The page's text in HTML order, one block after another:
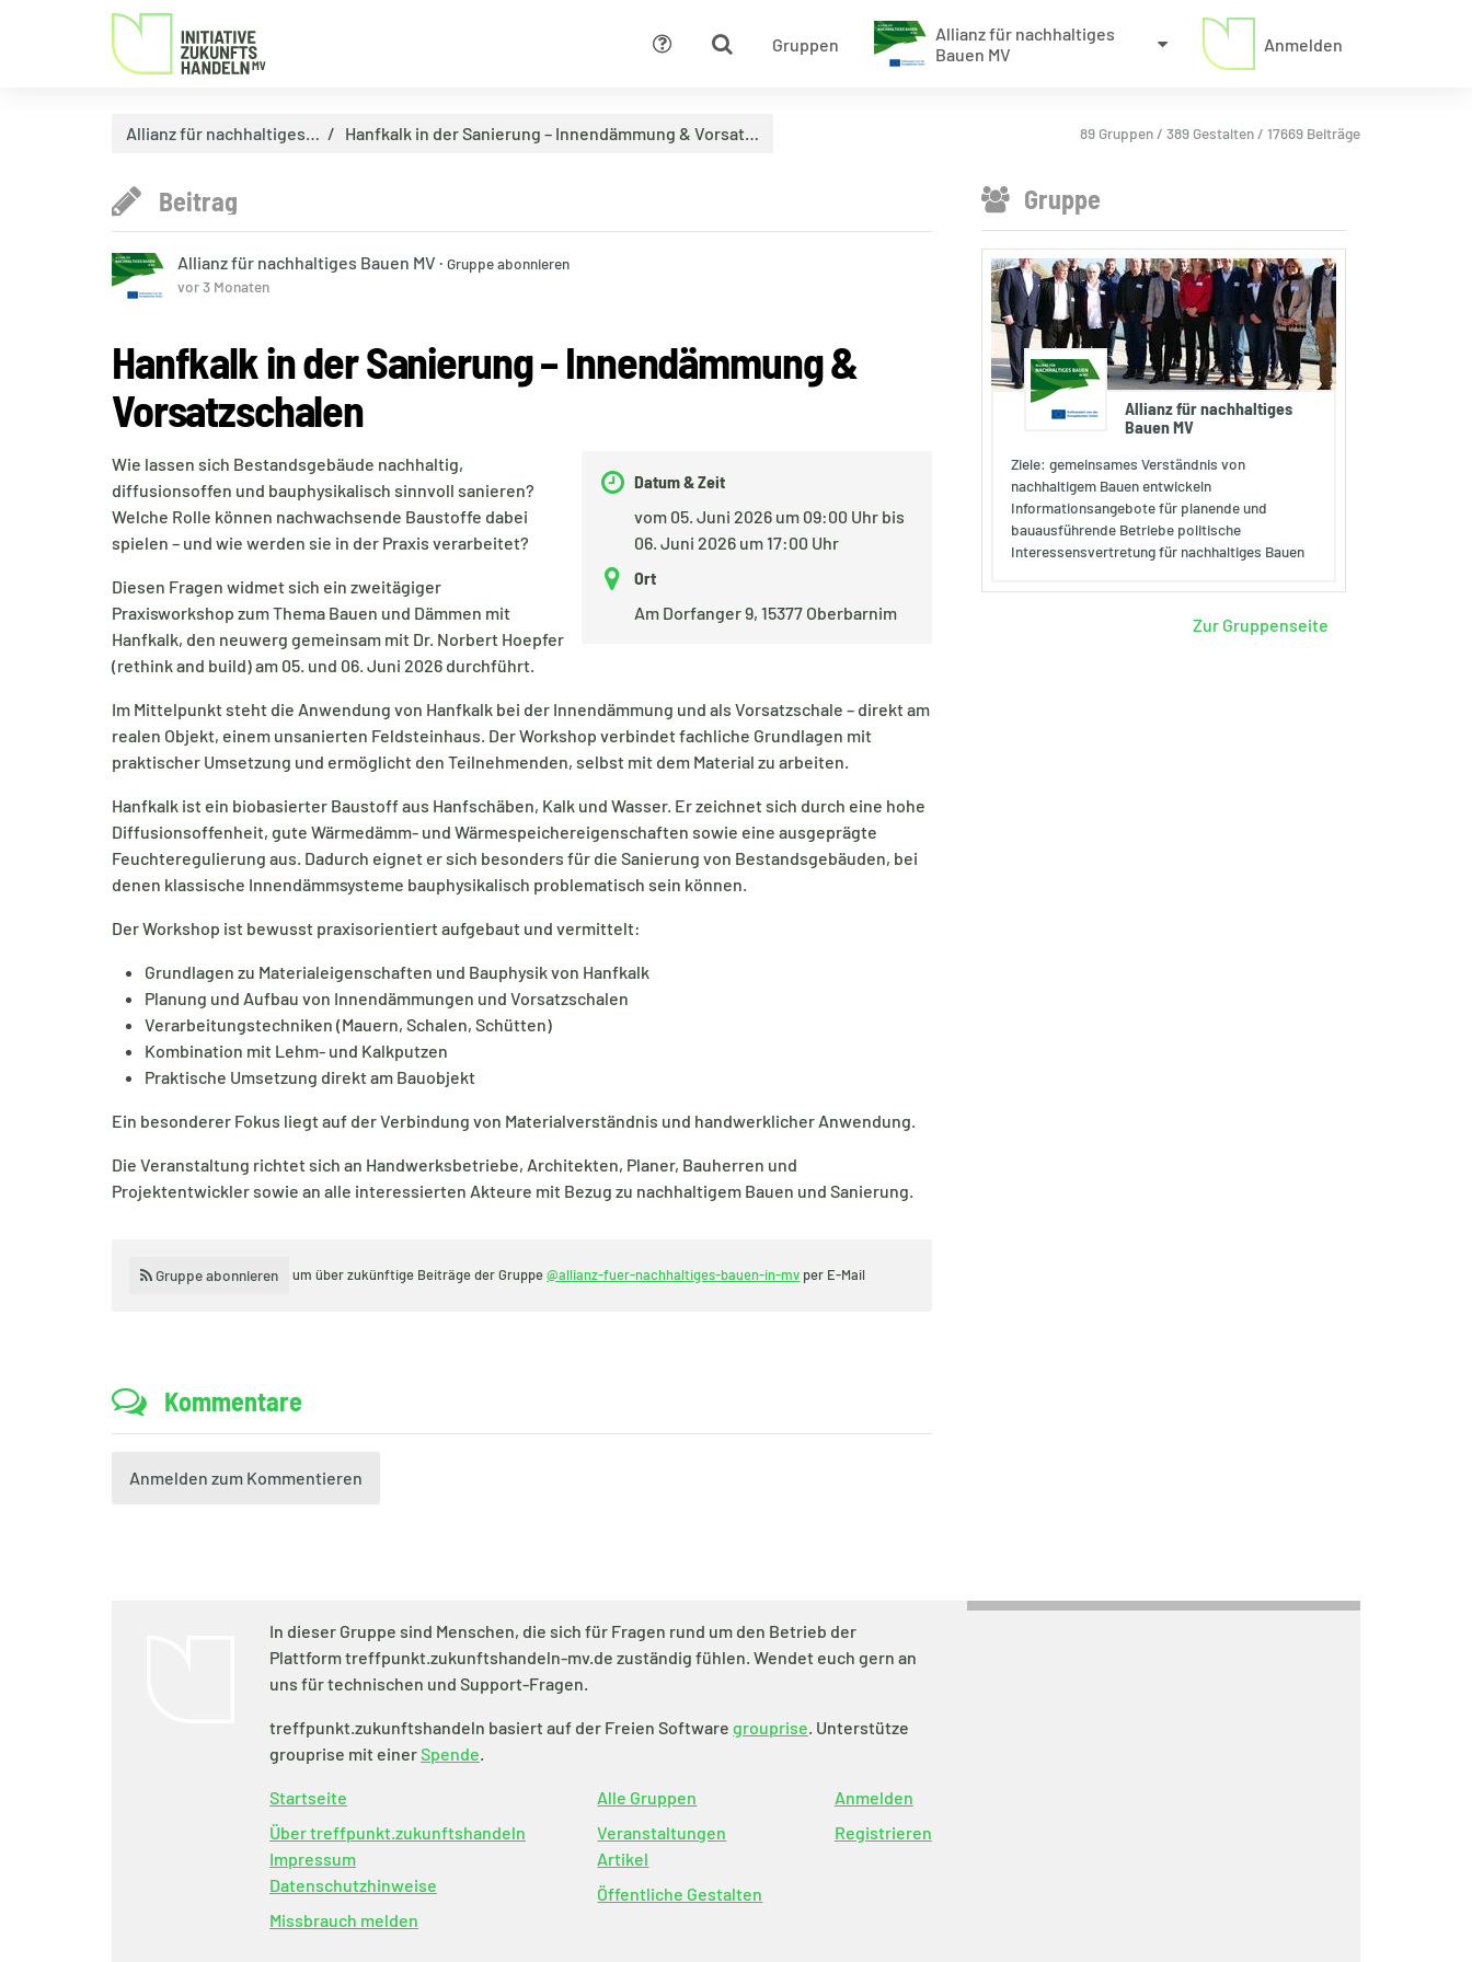
Gruppen
Allianz für nachhaltiges
Bauen MV
Anmelden
Hilfe
Allianz für nachhaltiges… Hanfkalk in der Sanierung – Innendämmung & Vorsat… 89 Gruppen / 389 Gestalten / 17669 Beiträge
Beitrag
Allianz für nachhaltiges Bauen MV · Gruppe abonnieren
vor 3 Monaten
Hanfkalk in der Sanierung – Innendämmung &
Vorsatzschalen
Datum & Zeit
vom 05. Juni 2026 um 09:00 Uhr bis
06. Juni 2026 um 17:00 Uhr
Ort
Am Dorfanger 9, 15377 Oberbarnim
Wie lassen sich Bestandsgebäude nachhaltig,
diffusionsoffen und bauphysikalisch sinnvoll sanieren?
Welche Rolle können nachwachsende Baustoffe dabei
spielen – und wie werden sie in der Praxis verarbeitet?
Diesen Fragen widmet sich ein zweitägiger
Praxisworkshop zum Thema Bauen und Dämmen mit
Hanfkalk, den neuwerg gemeinsam mit Dr. Norbert Hoepfer
(rethink and build) am 05. und 06. Juni 2026 durchführt.
Im Mittelpunkt steht die Anwendung von Hanfkalk bei der Innendämmung und als Vorsatzschale – direkt am
realen Objekt, einem unsanierten Feldsteinhaus. Der Workshop verbindet fachliche Grundlagen mit
praktischer Umsetzung und ermöglicht den Teilnehmenden, selbst mit dem Material zu arbeiten.
Hanfkalk ist ein biobasierter Baustoff aus Hanfschäben, Kalk und Wasser. Er zeichnet sich durch eine hohe
Diffusionsoffenheit, gute Wärmedämm- und Wärmespeichereigenschaften sowie eine ausgeprägte
Feuchteregulierung aus. Dadurch eignet er sich besonders für die Sanierung von Bestandsgebäuden, bei
denen klassische Innendämmsysteme bauphysikalisch problematisch sein können.
Der Workshop ist bewusst praxisorientiert aufgebaut und vermittelt:
Grundlagen zu Materialeigenschaften und Bauphysik von Hanfkalk
Planung und Aufbau von Innendämmungen und Vorsatzschalen
Verarbeitungstechniken (Mauern, Schalen, Schütten)
Kombination mit Lehm- und Kalkputzen
Praktische Umsetzung direkt am Bauobjekt
Ein besonderer Fokus liegt auf der Verbindung von Materialverständnis und handwerklicher Anwendung.
Die Veranstaltung richtet sich an Handwerksbetriebe, Architekten, Planer, Bauherren und
Projektentwickler sowie an alle interessierten Akteure mit Bezug zu nachhaltigem Bauen und Sanierung.
Gruppe abonnieren um über zukünftige Beiträge der Gruppe@allianz-fuer-nachhaltiges-bauen-in-mv per E-Mail
Kommentare
Anmelden zum Kommentieren
Gruppe
Allianz für nachhaltiges
Bauen MV
Ziele: gemeinsames Verständnis von
nachhaltigem Bauen entwickeln
Informationsangebote für planende und
bauausführende Betriebe politische
Interessensvertretung für nachhaltiges Bauen
Zur Gruppenseite
In dieser Gruppe sind Menschen, die sich für Fragen rund um den Betrieb der
Plattform treffpunkt.zukunftshandeln-mv.de zuständig fühlen. Wendet euch gern an
uns für technischen und Support-Fragen.
treffpunkt.zukunftshandeln basiert auf der Freien Software grouprise . Unterstütze
grouprise mit einerSpende
Startseite
Über treffpunkt.zukunftshandeln
Impressum
Datenschutzhinweise
Missbrauch melden
Alle Gruppen
Veranstaltungen
Artikel
Öffentliche Gestalten
Anmelden
Registrieren